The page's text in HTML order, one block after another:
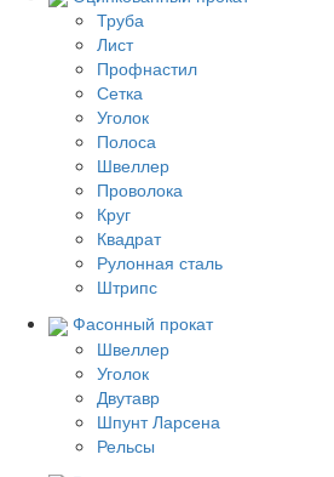
Труба
Лист
Профнастил
Сетка
Уголок
Полоса
Швеллер
Проволока
Круг
Квадрат
Рулонная сталь
Штрипс
Фасонный прокат
Швеллер
Уголок
Двутавр
Шпунт Ларсена
Рельсы